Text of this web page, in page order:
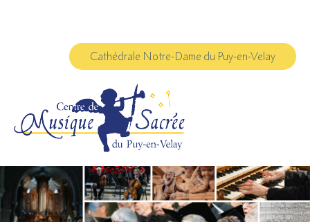
Cathédrale Notre-Dame du Puy-en-Velay